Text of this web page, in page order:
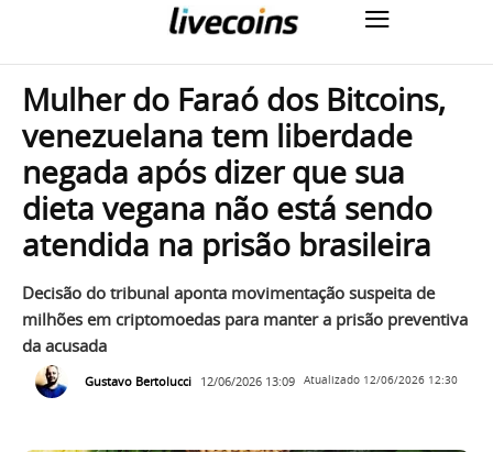
Mulher do Faraó dos Bitcoins,
venezuelana tem liberdade
negada após dizer que sua
dieta vegana não está sendo
atendida na prisão brasileira
Decisão do tribunal aponta movimentação suspeita de
milhões em criptomoedas para manter a prisão preventiva
da acusada
Gustavo Bertolucci 12/06/2026 13:09 Atualizado 12/06/2026 12:30